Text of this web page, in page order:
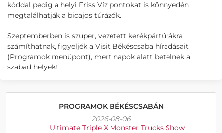
kóddal pedig a helyi Friss Víz pontokat is könnyedén
megtalálhatják a bicajos túrázók.
Szeptemberben is szuper, vezetett kerékpártúrákra
számíthatnak, figyeljék a Visit Békéscsaba híradásait
(Programok menüpont), mert napok alatt betelnek a
szabad helyek!
PROGRAMOK BÉKÉSCSABÁN
2026-08-06
Ultimate Triple X Monster Trucks Show